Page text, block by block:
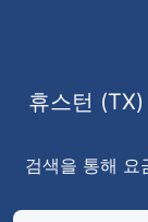
휴스턴
검색을 통해 요